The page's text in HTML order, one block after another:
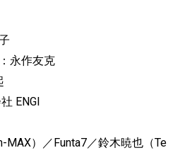
永作友克
ENGI
MAX）／Funta7／鈴木暁也（Te